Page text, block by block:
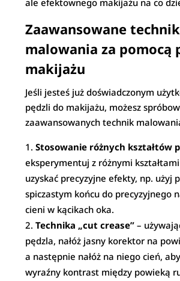
ale efektownego makijażu na co
Zaawansowane
malowania za pomocą
makijażu
Jeśli jesteś już doświadczonym
pędzli do makijażu, możesz
zaawansowanych technik
Stosowanie różnych kształtów
eksperymentuj z różnymi
uzyskać precyzyjne efekty, np. użyj
spiczastym końcu do precyzyjnego
cieni w kącikach oka.
Technika „cut crease” –
pędzla, nałóż jasny korektor na
a następnie nałóż na niego cień,
wyraźny kontrast między powieką